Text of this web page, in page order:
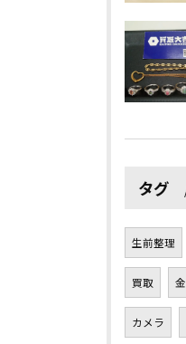
タグ
生前整理
買取 金
カメラ